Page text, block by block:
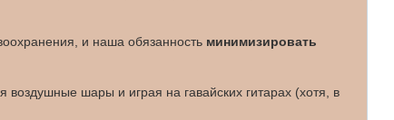
и наша обязанность минимизировать
шары и играя на гавайских гитарах (хотя, в